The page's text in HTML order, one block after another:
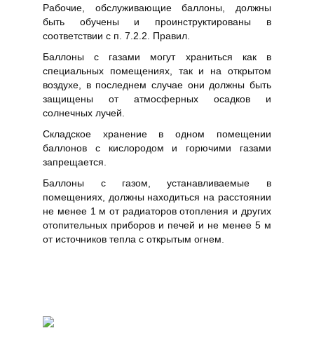
Рабочие, обслуживающие баллоны, должны
быть обучены и проинструктированы в
соответствии с п. 7.2.2. Правил.
Баллоны с газами могут храниться как в
специальных помещениях, так и на открытом
воздухе, в последнем случае они должны быть
защищены от атмосферных осадков и
солнечных лучей.
Складское хранение в одном помещении
баллонов с кислородом и горючими газами
запрещается.
Баллоны с газом, устанавливаемые в
помещениях, должны находиться на расстоянии
не менее 1 м от радиаторов отопления и других
отопительных приборов и печей и не менее 5 м
от источников тепла с открытым огнем.